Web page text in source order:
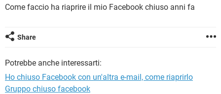
HARDWARE
iOS WINDOWS 10
TIKTOK
Come faccio ha riaprire il mio Facebook chiuso anni fa
Share
Potrebbe anche interessarti:
Ho chiuso Facebook con un'altra e-mail, come riaprirlo
Gruppo chiuso facebook